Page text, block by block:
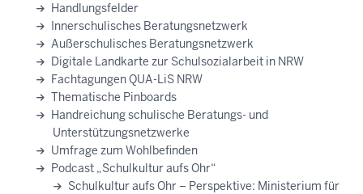
Handlungsfelder
Innerschulisches Beratungsnetzwerk
Außerschulisches Beratungsnetzwerk
Digitale Landkarte zur Schulsozialarbeit in NRW
Fachtagungen QUA-LiS NRW
Thematische Pinboards
Handreichung schulische Beratungs- und
Unterstützungsnetzwerke
Umfrage zum Wohlbefinden
Podcast „Schulkultur aufs Ohr“
Schulkultur aufs Ohr – Perspektive: Ministerium für